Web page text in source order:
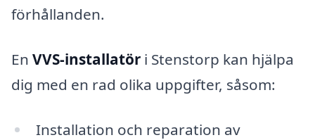
förhållanden.
En VVS-installatör i Stenstorp kan hjälpa
dig med en rad olika uppgifter, såsom:
Installation och reparation av